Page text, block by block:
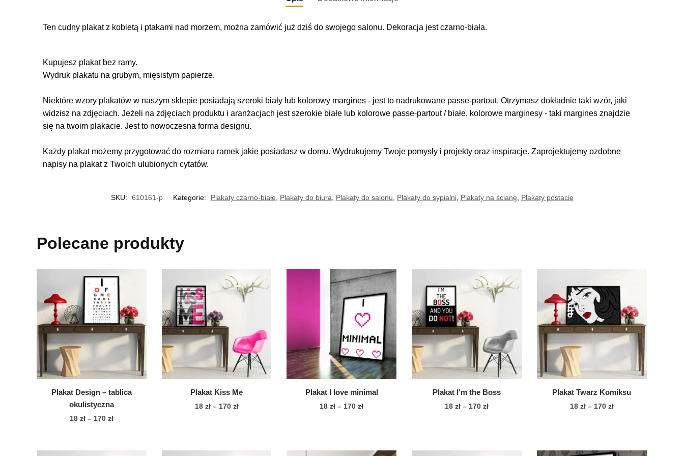
Ten cudny plakat z kobietą i ptakami nad morzem, można zamówić już dziś do swojego salonu. Dekoracja jest czarno-biała.
Kupujesz plakat bez ramy.
Wydruk plakatu na grubym, mięsistym papierze.
Niektóre wzory plakatów w naszym sklepie posiadają szeroki biały lub kolorowy margines - jest to nadrukowane passe-partout. Otrzymasz dokładnie taki wzór, jaki
widzisz na zdjęciach. Jeżeli na zdjęciach produktu i aranżacjach jest szerokie białe lub kolorowe passe-partout / białe, kolorowe marginesy - taki margines znajdzie
się na twoim plakacie. Jest to nowoczesna forma designu.
Każdy plakat możemy przygotować do rozmiaru ramek jakie posiadasz w domu. Wydrukujemy Twoje pomysły i projekty oraz inspiracje. Zaprojektujemy ozdobne
napisy na plakat z Twoich ulubionych cytatów.
SKU: 610161-p Kategorie: Plakaty czarno-białe, Plakaty do biura, Plakaty do salonu, Plakaty do sypialni, Plakaty na ścianę, Plakaty postacie
Polecane produkty
Plakat Design – tablica
okulistyczna
18 zł – 170 złZakres
produkt
Plakat Kiss Me
18 zł – 170 złZakres
ma
Plakat I love minimal
18zł – 170złZakres
do
ma
Plakat I'm the Boss
18zł – 170złZakres
ma
Plakat Twarz Komiksu
18 zł – 170 złZakres
do
ma